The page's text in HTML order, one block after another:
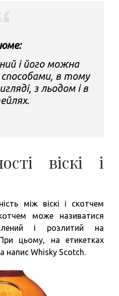
і його можна
в тому
з льодом і в
віскі і
між віскі і скотчем
може називатися
і розлитий на
цьому, на етикетках
напис Whisky Scotch.